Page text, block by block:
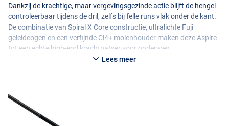
Dankzij de krachtige, maar vergevingsgezinde actie blijft de hengel
controleerbaar tijdens de dril, zelfs bij felle runs vlak onder de kant.
De combinatie van Spiral X Core constructie, ultralichte Fuji
geleideogen en een verfijnde Ci4+ molenhouder maken deze Aspire
tot een echte high-end krachtpatser voor onderweg.
Lees meer